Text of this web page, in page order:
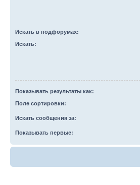
Искать в подфорумах:
Искать:
Показывать результаты как:
Поле сортировки:
Искать сообщения за:
Показывать первые: